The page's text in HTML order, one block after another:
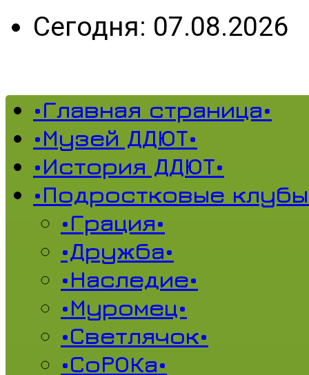
Сегодня: 07.08.2026
•Главная страница•
•Музей ДДЮТ•
•История ДДЮТ•
•Подростковые
•Грация•
•Дружба•
•Наследие•
•Муромец•
•Светлячок•
•СоРОКа•